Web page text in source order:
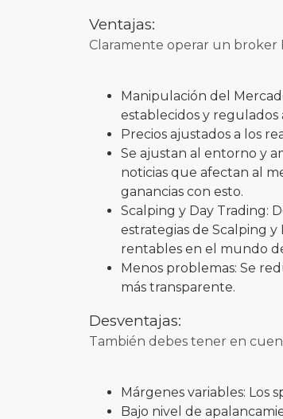
Ventajas:
Claramente operar un broker
Manipulación del
establecidos y
Precios ajustados a los
Se ajustan al entorno y
noticias que afectan al
ganancias con esto.
Scalping y Day Trading:
estrategias de Scalping
rentables en el mundo
Menos problemas: Se
más transparente.
Desventajas:
También debes tener en
Márgenes variables: Los
Bajo nivel de